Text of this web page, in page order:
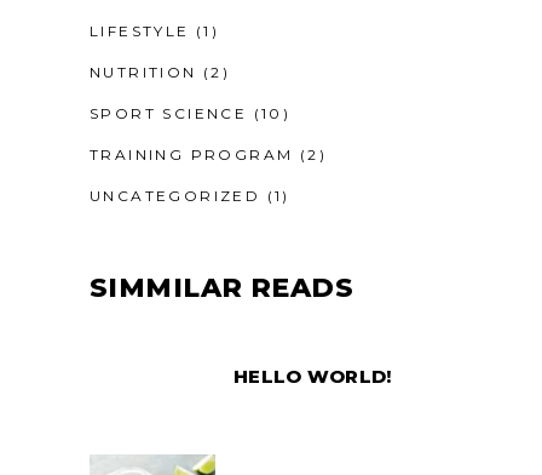
LIFESTYLE (1)
NUTRITION (2)
SPORT SCIENCE (10)
TRAINING PROGRAM (2)
UNCATEGORIZED (1)
SIMMILAR READS
HELLO WORLD!